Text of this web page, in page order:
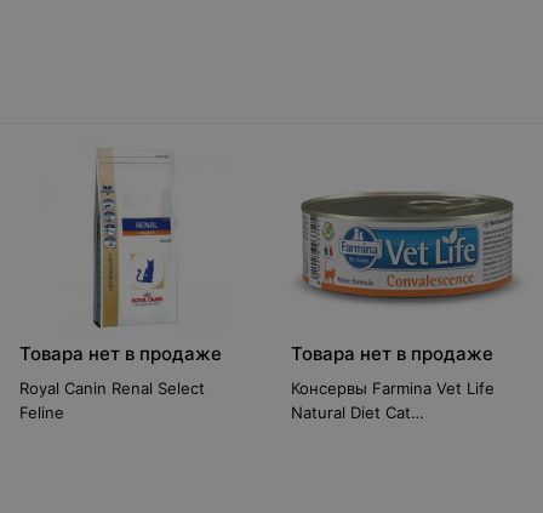
Товара нет в продаже
Royal Canin Renal Select
Feline
Товара нет в продаже
Консервы Farmina Vet Life
Natural Diet Cat